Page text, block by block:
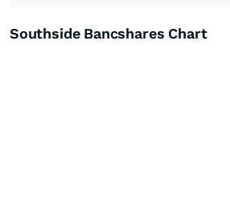
Southside Bancshares Chart